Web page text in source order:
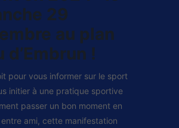
29
au plan
d’Embrun !
pour vous informer sur le sport
initier à une pratique sportive
passer un bon moment en
ami, cette manifestation